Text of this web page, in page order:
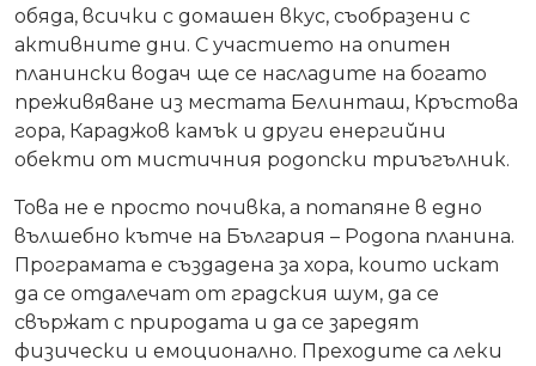
обяда, всички с домашен вкус, съобразени с
активните дни. С участието на опитен
планински водач ще се насладите на богато
преживяване из местата Белинташ, Кръстова
гора, Караджов камък и други енергийни
обекти от мистичния родопски триъгълник.
Това не е просто почивка, а потапяне в едно
вълшебно кътче на България – Родопа планина.
Програмата е създадена за хора, които искат
да се отдалечат от градския шум, да се
свържат с природата и да се заредят
физически и емоционално. Преходите са леки